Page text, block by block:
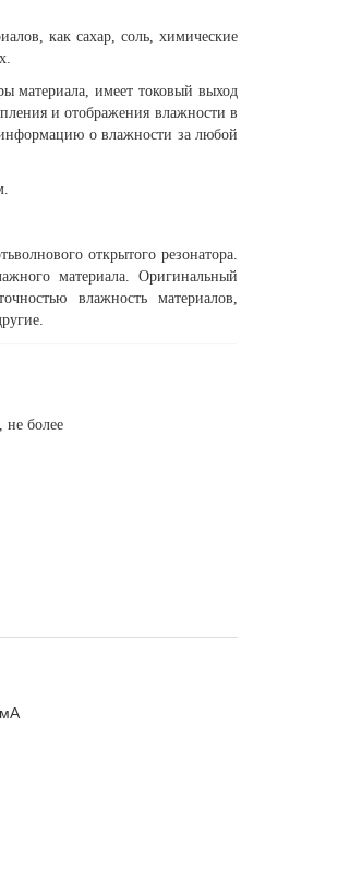
как сахар, соль, химические
материала, имеет токовый выход
и отображения влажности в
информацию о влажности за любой
открытого резонатора.
материала. Оригинальный
влажность материалов,
не более